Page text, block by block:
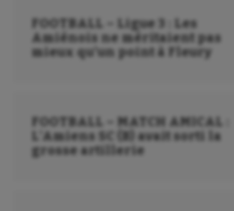
FOOTBALL – Ligue 3 : Les
Amiénois ne méritaient pas
mieux qu’un point à Fleury
FOOTBALL – MATCH AMICAL :
L’Amiens SC (B) avait sorti la
grosse artillerie